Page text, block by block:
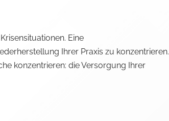
Eine
Ihrer Praxis zu konzentrieren.
konzentrieren: die Versorgung Ihrer